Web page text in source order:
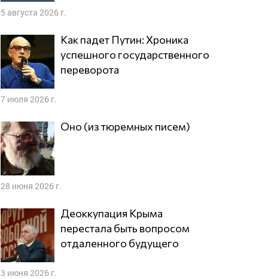
5 августа 2026 г.
Как падет Путин: Хроника
успешного государственного
переворота
7 июля 2026 г.
Оно (из тюремных писем)
28 июня 2026 г.
Деоккупация Крыма
перестала быть вопросом
отдаленного будущего
3 июня 2026 г.